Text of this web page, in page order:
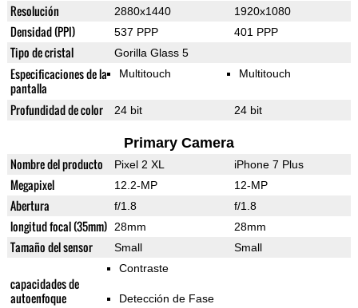
Resolución 2880x1440 1920x1080
Densidad (PPI) 537 PPP 401 PPP
Tipo de cristal Gorilla Glass 5
Especificaciones de la
pantalla
Multitouch Multitouch
Profundidad de color 24 bit 24 bit
Primary Camera
Nombre del producto Pixel 2 XL iPhone 7 Plus
Megapixel 12.2-MP 12-MP
Abertura f/1.8 f/1.8
longitud focal (35mm) 28mm 28mm
Tamaño del sensor Small Small
capacidades de
autoenfoque
Contraste
Detección de Fase